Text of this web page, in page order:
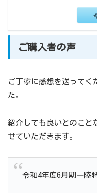
ご購入者の声
ご丁寧に感想を送ってく
た。
紹介しても良いとのこと
せていただきます。
令和4年度6月期一陸